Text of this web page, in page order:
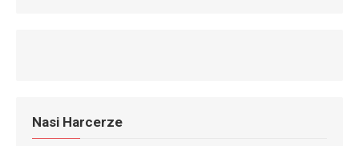
Nasi Harcerze